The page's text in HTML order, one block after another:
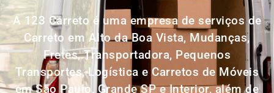
A 123 Carreto é uma empresa de serviços de
Carreto em Alto da Boa Vista, Mudanças,
Fretes, Transportadora, Pequenos
Transportes, Logística e Carretos de Móveis
em São Paulo, Grande SP e Interior, além de